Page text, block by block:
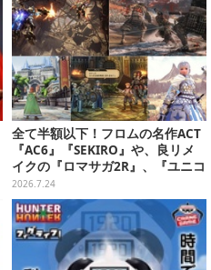
全て半額以下！フロムの名作ACT
『AC6』『SEKIRO』や、良リメ
イクの『ロマサガ2R』、『ユニコ
ーンオーバーロード』と『SO6』
もお手頃価格に【PS Storeのお薦
めセール】
2026.7.24